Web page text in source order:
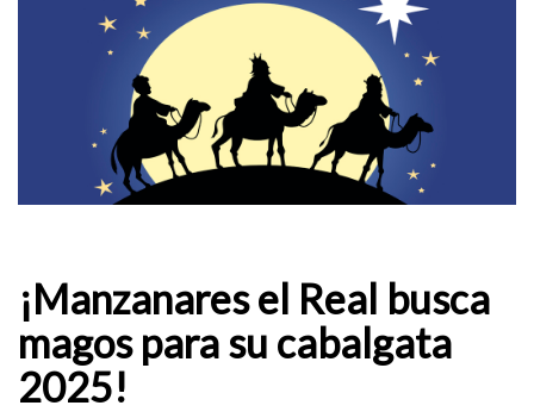
¡Manzanares el Real busca
magos para su cabalgata
2025!